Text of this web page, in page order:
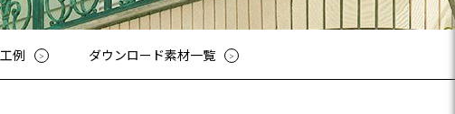
花台シリーズ
T-80・T-85手摺子シリーズ
スライド門扉
アルビュー（フェンス）
03-3764-5811 メールでのお問合せ
例 ダウンロード素材一覧